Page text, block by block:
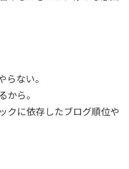
ない。
ら。
クに依存したブログ順位や